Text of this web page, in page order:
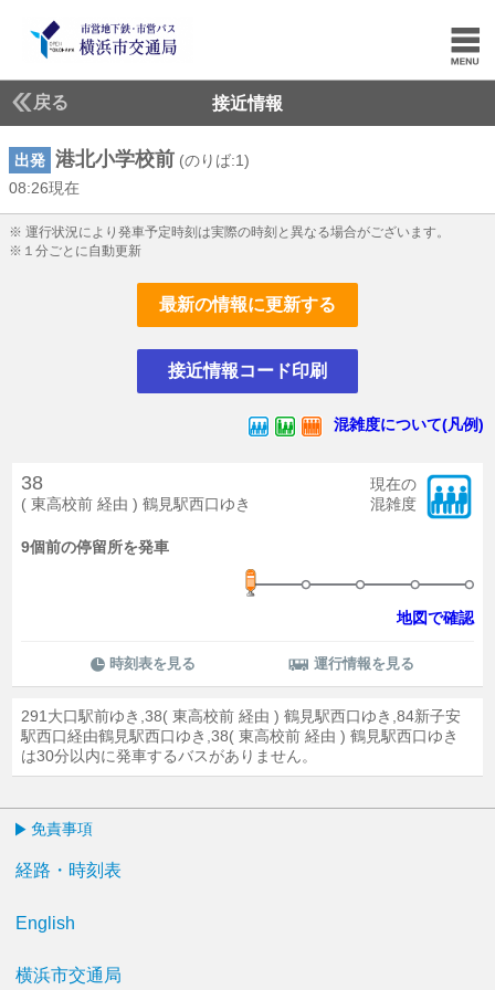
戻る 接近情報
出発 港北小学校前 (のりば:1)
08:26現在
※ 運行状況により発車予定時刻は実際の時刻と異なる場合がございます。
※１分ごとに自動更新
最新の情報に更新する
接近情報コード印刷
混雑度について(凡例)
38
( 東高校前 経由 ) 鶴見駅西口ゆき
現在の
混雑度
9個前の停留所を発車
地図で確認
時刻表を見る 運行情報を見る
291大口駅前ゆき,38( 東高校前 経由 ) 鶴見駅西口ゆき,84新子安
駅西口経由鶴見駅西口ゆき,38( 東高校前 経由 ) 鶴見駅西口ゆき
は30分以内に発車するバスがありません。
免責事項
経路・時刻表
English
横浜市交通局